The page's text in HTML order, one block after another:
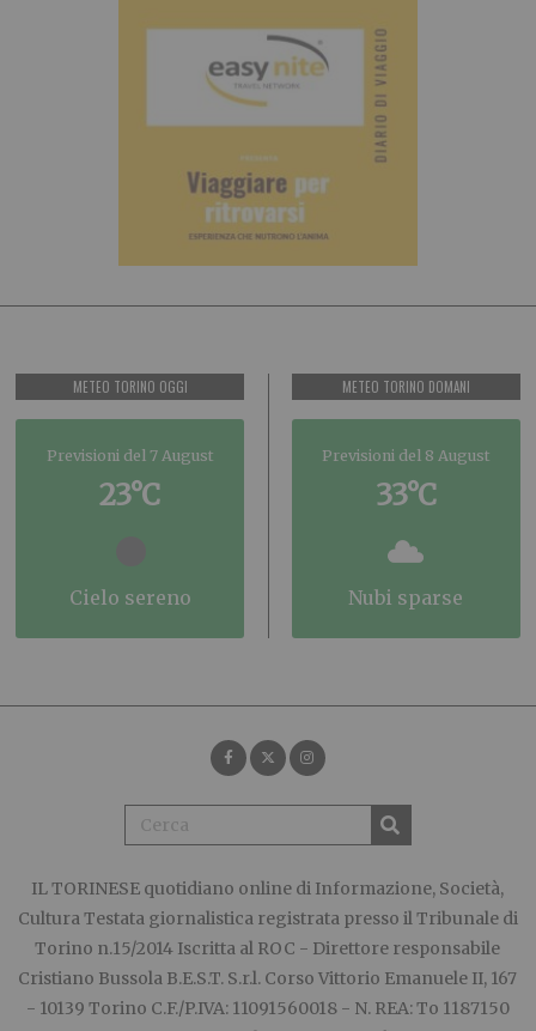
METEO TORINO OGGI
Previsioni del 7 August
23°C
cielo sereno
METEO TORINO DOMANI
Previsioni del 8 August
33°C
nubi sparse
IL TORINESE quotidiano online di Informazione, Società,
Cultura Testata giornalistica registrata presso il Tribunale di
Torino n.15/2014 Iscritta al ROC - Direttore responsabile
Cristiano Bussola B.E.S.T. S.r.l. Corso Vittorio Emanuele II, 167
- 10139 Torino C.F./P.IVA: 11091560018 - N. REA: To 1187150